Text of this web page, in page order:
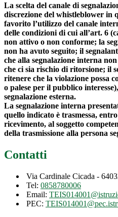
La scelta del canale di
discrezione del whistleblower in
favorito l’utilizzo del canale
delle condizioni di cui all’art. 6
non attivo o non conforme; la
non ha avuto seguito; il
che alla segnalazione interna
che ci sia rischio di ritorsione; il
ritenere che la violazione possa
o palese per il pubblico
segnalazione esterna.
La segnalazione interna
quello indicato è trasmessa,
ricevimento, al soggetto
della trasmissione alla persona
Contatti
Via Cardinale Cicada -
Tel: 0858780006
Email:
PEC: